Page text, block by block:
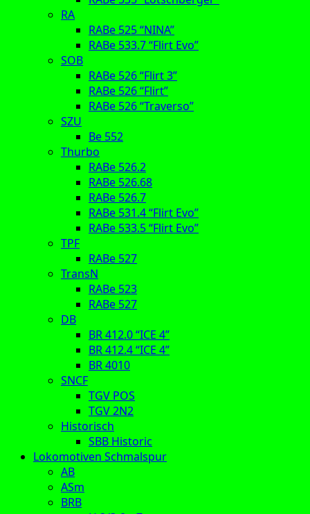
RA
RABe 525 “NINA”
RABe 533.7 “Flirt Evo”
SOB
RABe 526 “Flirt 3”
RABe 526 “Flirt”
RABe 526 “Traverso”
SZU
Be 552
Thurbo
RABe 526.2
RABe 526.68
RABe 526.7
RABe 531.4 “Flirt Evo”
RABe 533.5 “Flirt Evo”
TPF
RABe 527
TransN
RABe 523
RABe 527
DB
BR 412.0 “ICE 4”
BR 412.4 “ICE 4”
BR 4010
SNCF
TGV POS
TGV 2N2
Historisch
SBB Historic
Lokomotiven Schmalspur
AB
ASm
BRB